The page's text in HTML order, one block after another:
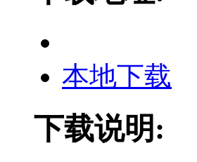
本地下载
下载说明: